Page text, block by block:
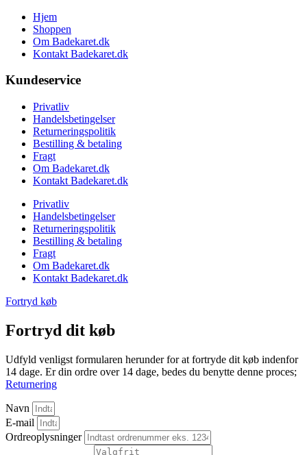
Hjem
Shoppen
Om Badekaret.dk
Kontakt Badekaret.dk
Kundeservice
Privatliv
Handelsbetingelser
Returneringspolitik
Bestilling & betaling
Fragt
Om Badekaret.dk
Kontakt Badekaret.dk
Privatliv
Handelsbetingelser
Returneringspolitik
Bestilling & betaling
Fragt
Om Badekaret.dk
Kontakt Badekaret.dk
Fortryd køb
Fortryd dit køb
Udfyld venligst formularen herunder for at fortryde dit køb indenfor
14 dage. Er din ordre over 14 dage, bedes du benytte denne proces;
Returnering
Navn
E-mail
Ordreoplysninger